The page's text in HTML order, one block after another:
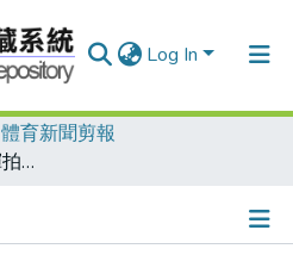
Log In
體育新聞剪報
肯尼士杯國際羽球賽 揮拍論高低 開場就有激戰 施羽昨先盛後衰 今天還有硬仗 鍾佳珍奮戰無功 今與費雷德森對陣